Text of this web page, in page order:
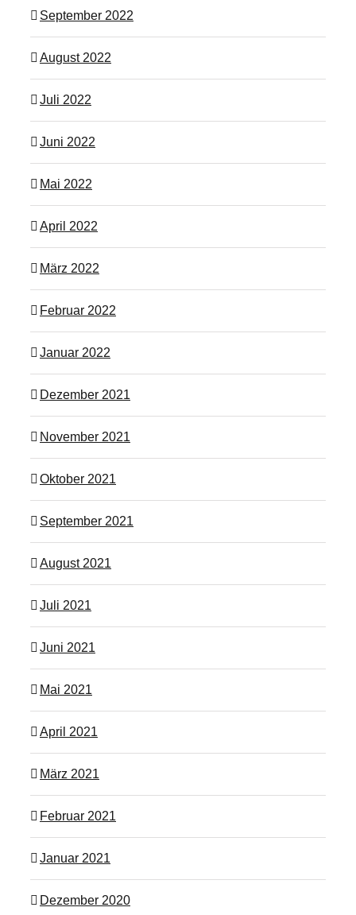
September 2022
August 2022
Juli 2022
Juni 2022
Mai 2022
April 2022
März 2022
Februar 2022
Januar 2022
Dezember 2021
November 2021
Oktober 2021
September 2021
August 2021
Juli 2021
Juni 2021
Mai 2021
April 2021
März 2021
Februar 2021
Januar 2021
Dezember 2020